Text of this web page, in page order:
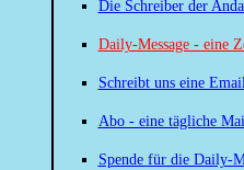
Die Schreiber der
Daily-Message - eine
Schreibt uns eine
Abo - eine tägliche
Spende für die Daily-